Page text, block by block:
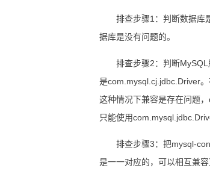
排查步骤1：判断数据库是
据库是没有问题的。
排查步骤2：判断MySQL
是com.mysql.cj.jdbc.Driver
这种情况下兼容是存在问题
只能使用
排查步骤3：把mysql-
是一一对应的，可以相互兼